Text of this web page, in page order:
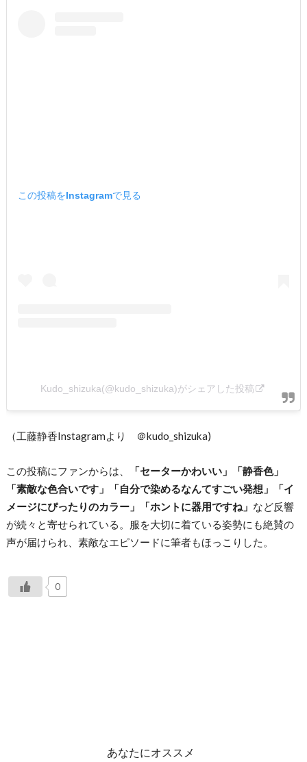
この投稿をInstagramで見る
Kudo_shizuka(@kudo_shizuka)がシェアした投稿
（工藤静香Instagramより ＠kudo_shizuka)
この投稿にファンからは、
「セーターかわいい」「静香色」
「素敵な色合いです」「自分で染めるなんてすごい発想」「イ
メージにぴったりのカラー」「ホントに器用ですね」 など反響
が続々と寄せられている。服を大切に着ている姿勢にも絶賛の
声が届けられ、素敵なエピソードに筆者もほっこりした。
0
あなたにオススメ